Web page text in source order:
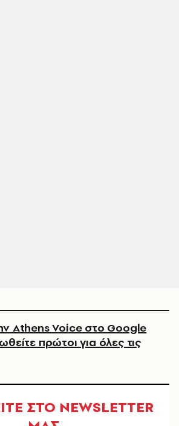
Athens Voice στο Google
πρώτοι για όλες τις
ΣΤΟ NEWSLETTER